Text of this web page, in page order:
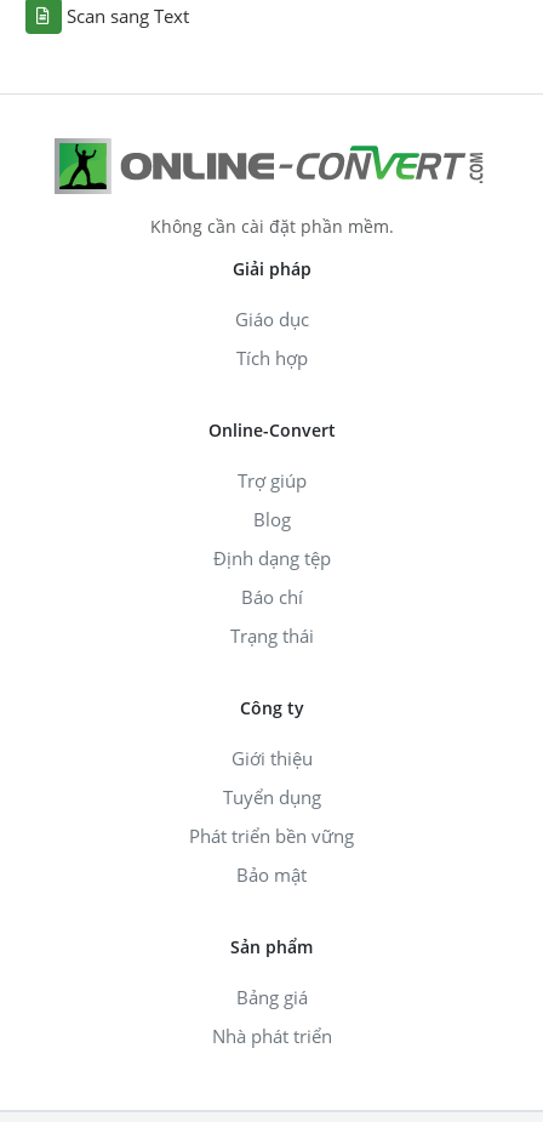
Scan sang Text
Không cần cài đặt phần mềm.
Giải pháp
Giáo dục
Tích hợp
Online-Convert
Trợ giúp
Blog
Định dạng tệp
Báo chí
Trạng thái
Công ty
Giới thiệu
Tuyển dụng
Phát triển bền vững
Bảo mật
Sản phẩm
Bảng giá
Nhà phát triển